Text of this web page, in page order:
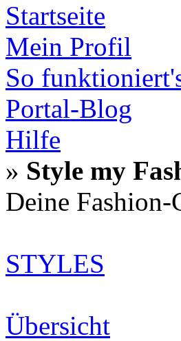
Startseite
Mein Profil
So
Portal-Blog
Hilfe
» Style my
Deine
STYLES
Übersicht